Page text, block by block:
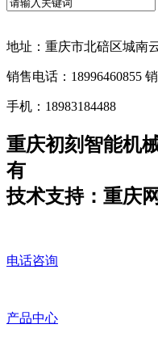
地址：重庆市北碚区城南
销售电话：18996460855
手机：18983184488
重庆初刻智能机
有
技术支持：重庆
电话咨询
产品中心